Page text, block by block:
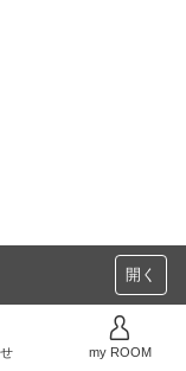
開く
my ROOM